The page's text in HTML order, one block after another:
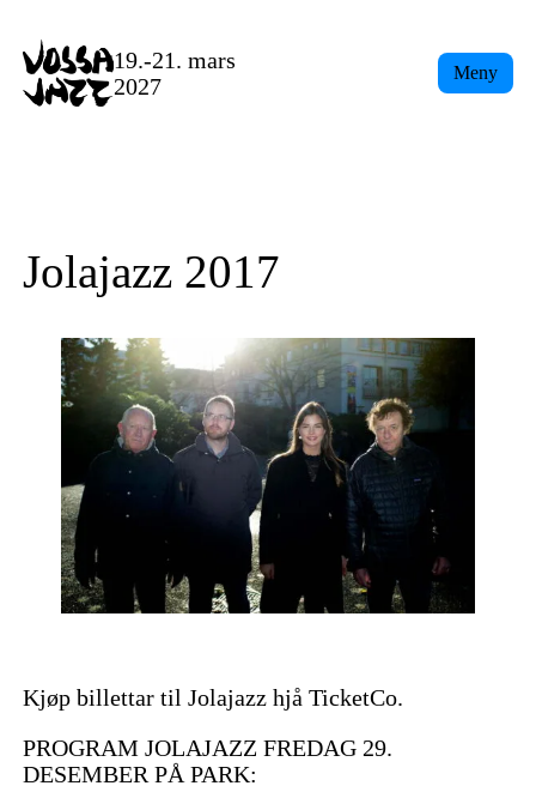
content
19.-21. mars
2027
Meny
Jolajazz 2017
Kjøp billettar til Jolajazz hjå TicketCo.
PROGRAM JOLAJAZZ FREDAG 29.
DESEMBER PÅ PARK: